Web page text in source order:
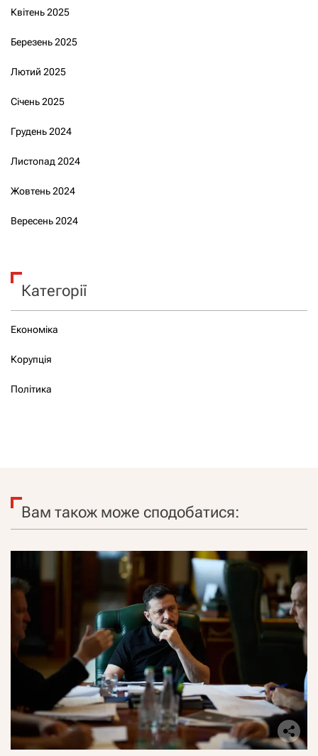
Квітень 2025
Березень 2025
Лютий 2025
Січень 2025
Грудень 2024
Листопад 2024
Жовтень 2024
Вересень 2024
Категорії
Економіка
Корупція
Політика
Вам також може сподобатися: